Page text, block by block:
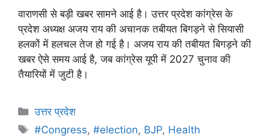
वाराणसी से बड़ी खबर सामने आई है। उत्तर प्रदेश कांग्रेस के
प्रदेश अध्यक्ष अजय राय की अचानक तबीयत बिगड़ने से सियासी
हलकों में हलचल तेज हो गई है। अजय राय की तबीयत बिगड़ने की
खबर ऐसे समय आई है, जब कांग्रेस यूपी में 2027 चुनाव की
तैयारियों में जुटी है।
उत्तर प्रदेश
#Congress,#election, BJP, Health